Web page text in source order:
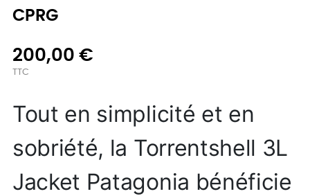
CPRG
200,00 €
TTC
Tout en simplicité et en
sobriété, la Torrentshell 3L
Jacket Patagonia bénéficie